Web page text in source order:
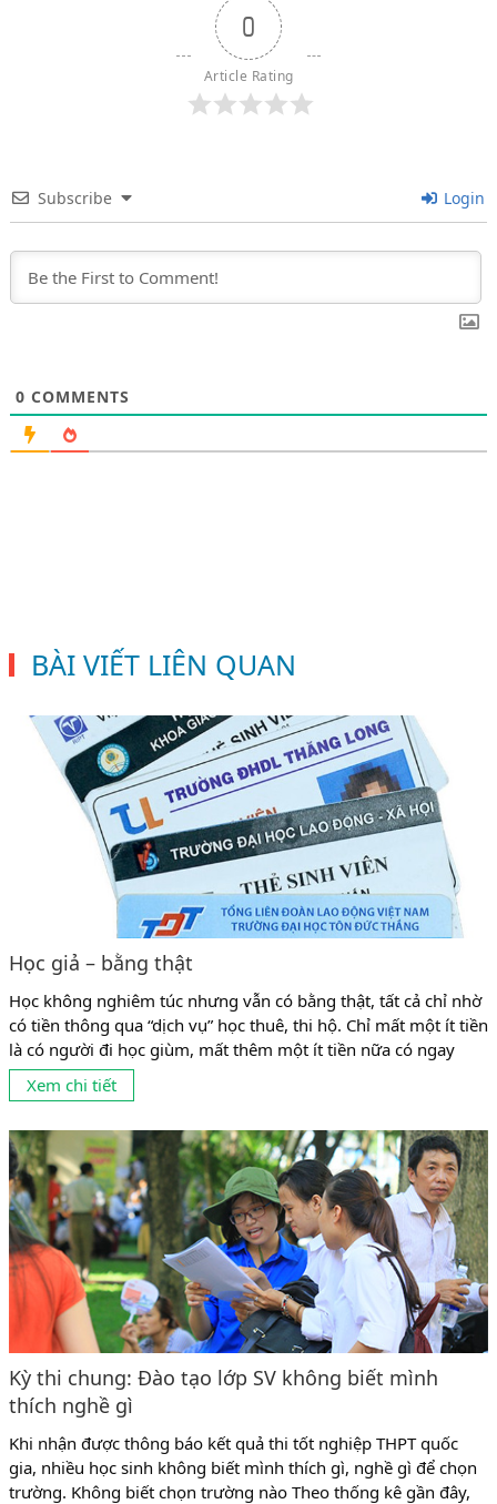
0
Article Rating
Subscribe Login
0 COMMENTS
BÀI VIẾT LIÊN QUAN
Học giả – bằng thật
Học không nghiêm túc nhưng vẫn có bằng thật, tất cả chỉ nhờ
có tiền thông qua “dịch vụ” học thuê, thi hộ. Chỉ mất một ít tiền
là có người đi học giùm, mất thêm một ít tiền nữa có ngay
người đi thi giùm. Chuyện học thuê, thi hộ (học giả, thi giả) đã
hợp pháp hóa cho những...
Xem chi tiết
Kỳ thi chung: Đào tạo lớp SV không biết mình
thích nghề gì
Khi nhận được thông báo kết quả thi tốt nghiệp THPT quốc
gia, nhiều học sinh không biết mình thích gì, nghề gì để chọn
trường. Không biết chọn trường nào Theo thống kê gần đây,